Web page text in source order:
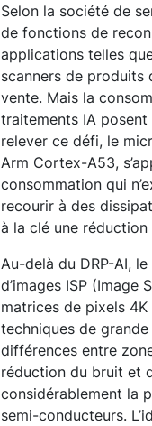
Selon la société de
de fonctions de
applications telles
scanners de produits
vente. Mais la
traitements IA posent
relever ce défi, le
Arm Cortex-A53,
consommation qui
recourir à des
à la clé une
Au-delà du DRP-AI,
d’images ISP (Image
matrices de pixels
techniques de
différences entre
réduction du bruit et
considérablement la
semi-conducteurs.